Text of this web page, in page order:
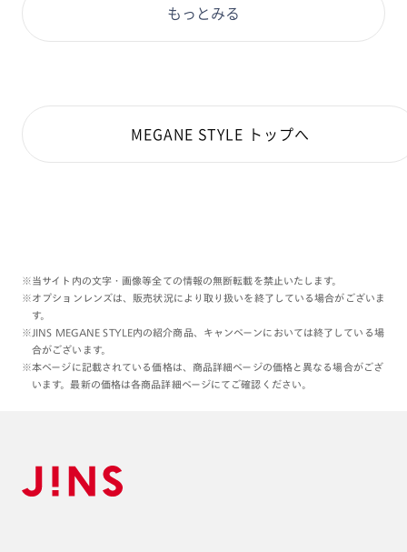
基本的な素材は樹脂ですが、丁番部分にメタルパーツが
【ミディアムカーキ】などのカラーレンズと【UVダブ
ルカットレンズ】でのお作りがスタッフイチオシです！
ぜひお試しくださいませ！
もっとみる
MEGANE STYLE トップへ
※当サイト内の文字・画像等全ての情報の無断転載を禁止いたします。
※オプションレンズは、販売状況により取り扱いを終了している場合がございま
す。
※JINS MEGANE STYLE内の紹介商品、キャンペーンにおいては終了している場
合がございます。
※本ページに記載されている価格は、商品詳細ページの価格と異なる場合がござ
います。最新の価格は各商品詳細ページにてご確認ください。